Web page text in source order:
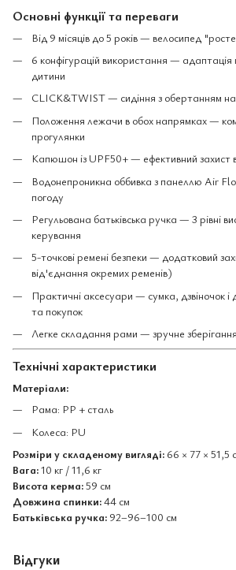
Основні функції та переваги
Від 9 місяців до 5 років — велосипед
6 конфігурацій використання — адаптація
дитини
CLICK&TWIST — сидіння з обертанням
Положення лежачи в обох напрямках —
прогулянки
Капюшон із UPF50+ — ефективний захист
Водонепроникна оббивка з панеллю Air
погоду
Регульована батьківська ручка — 3 рівні
керування
5-точкові ремені безпеки — додатковий
від'єднання окремих ременів)
Практичні аксесуари — сумка, дзвіночок
та покупок
Легке складання рами — зручне
Технічні характеристики
Матеріали:
Рама: PP + сталь
Колеса: PU
Розміри у складеному вигляді: 66 × 77 × 51,5
Вага:10 кг / 11,6 кг
Висота керма:59 см
Довжина спинки:44 см
Батьківська ручка: 92–96–100 см
Відгуки